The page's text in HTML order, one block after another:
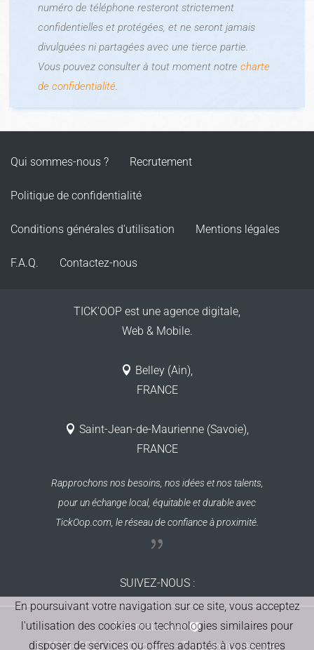
numéro de téléphone resteront strictement
confidentielles et protégées, et ne seront jamais
divulguées ni partagées avec une tierce partie.
Vous pouvez consulter à tout moment notrecharte
de confidentialité.
Qui sommes-nous ? Recrutement
Politique de confidentialité
Conditions générales d'utilisation Mentions légales
F.A.Q. Contactez-nous
TICK'OOP est une agence digitale,
Web & Mobile.
Belley (Ain),
FRANCE
Saint-Jean-de-Maurienne (Savoie),
FRANCE
Rapprochons nos besoins, nos idées et nos talents,
pour un échange local, équitable et durableavec
TickOop.com, le réseau de confiance à proximité.
SUIVEZ-NOUS :
Fait main avec
© 2018–2026 TickOop.com - Tous droits réservés
En poursuivant votre navigation sur ce site, vous acceptez
l'utilisation des cookies ou technologies similaires pour
disposer de services ou offres adaptés à vos centres